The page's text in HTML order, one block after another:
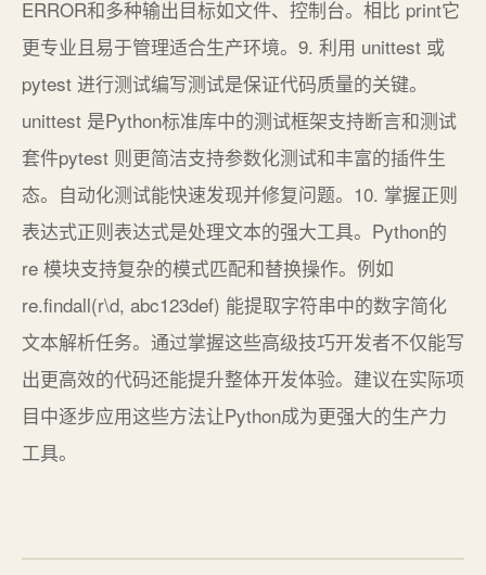
ERROR和多种输出目标如文件、控制台。相比 print它
更专业且易于管理适合生产环境。9. 利用 unittest 或
pytest 进行测试编写测试是保证代码质量的关键。
unittest 是Python标准库中的测试框架支持断言和测试
套件pytest 则更简洁支持参数化测试和丰富的插件生
态。自动化测试能快速发现并修复问题。10. 掌握正则
表达式正则表达式是处理文本的强大工具。Python的
re 模块支持复杂的模式匹配和替换操作。例如
re.findall(r\d, abc123def) 能提取字符串中的数字简化
文本解析任务。通过掌握这些高级技巧开发者不仅能写
出更高效的代码还能提升整体开发体验。建议在实际项
目中逐步应用这些方法让Python成为更强大的生产力
工具。